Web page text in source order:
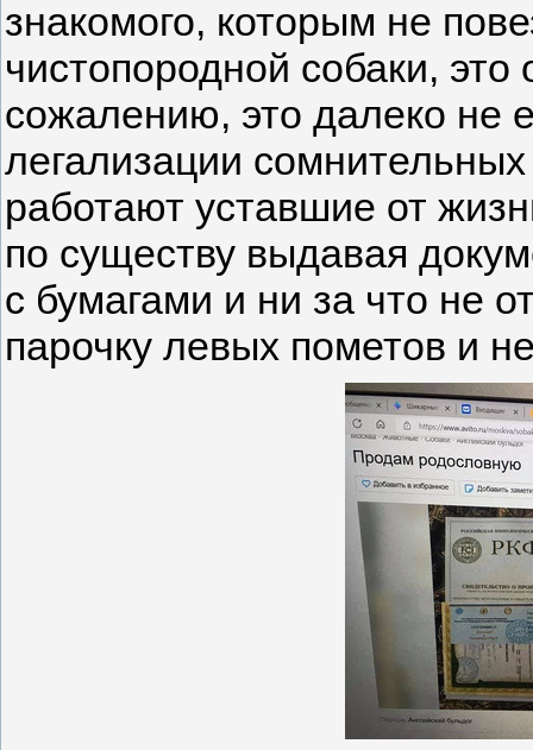
знакомого, которым не
чистопородной собаки, это
сожалению, это далеко не
легализации
работают уставшие от
по существу выдавая
с бумагами и ни за что не
парочку левых пометов и